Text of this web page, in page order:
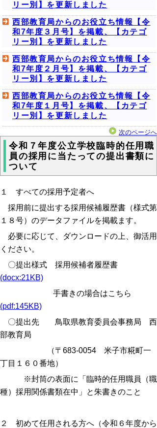
リー別】を更新しました
西部教育局からのお役立ち情報【令
和7年度３月号】を掲載、【カテゴ
リー別】を更新しました
西部教育局からのお役立ち情報【令
和7年度２月号】を掲載、【カテゴ
リー別】を更新しました
西部教育局からのお役立ち情報【令
和7年度１月号】を掲載、【カテゴ
リー別】を更新しました
次のページへ
令和７年度公立学校臨時的任用職
員の採用に当たっての提出書類に
ついて
１ すべての採用予定者へ
採用前に提出する採用候補履歴書（様式第
１８号）のデータファイルを掲載ます。
必要に応じて、ダウンロードの上、御活用
ください。
〇提出様式 採用候補者履歴書
(docx:21KB)
手書きの場合はこちら
(pdf:145KB)
〇提出先 鳥取県教育委員会事務局 西
部教育局
（〒683-0054 米子市糀町一
丁目１６０番地）
※封筒の表面に「臨時的任用職員（職
種）採用関係書類在中」と朱書きのこと
２ 初めて任用される方へ（令和６年度から